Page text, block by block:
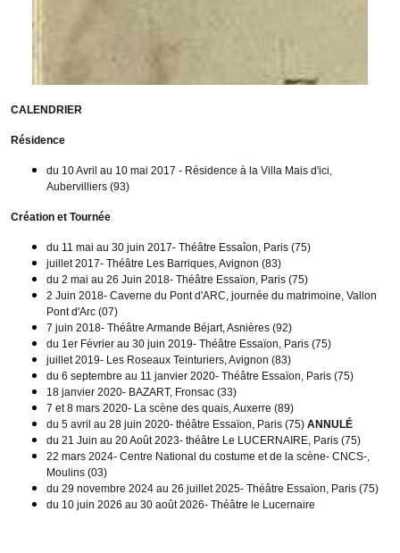
CALENDRIER
Résidence
du 10 Avril au 10 mai 2017 - Résidence à la Villa Mais d'ici,
Aubervilliers (93)
Création et Tournée
du 11 mai au 30 juin 2017- Théâtre Essaîon, Paris (75)
juillet 2017- Théâtre Les Barriques, Avignon (83)
du 2 mai au 26 Juin 2018- Théâtre Essaïon, Paris (75)
2 Juin 2018- Caverne du Pont d'ARC, journée du matrimoine, Vallon
Pont d'Arc (07)
7 juin 2018- Théâtre Armande Béjart, Asnières (92)
du 1er Février au 30 juin 2019- Théâtre Essaïon, Paris (75)
juillet 2019- Les Roseaux Teinturiers, Avignon (83)
du 6 septembre au 11 janvier 2020- Théâtre Essaïon, Paris (75)
18 janvier 2020- BAZART, Fronsac (33)
7 et 8 mars 2020- La scène des quais, Auxerre (89)
du 5 avril au 28 juin 2020- théâtre Essaïon, Paris (75) ANNULÉ
du 21 Juin au 20 Août 2023- théâtre Le LUCERNAIRE, Paris (75)
22 mars 2024- Centre National du costume et de la scène- CNCS-,
Moulins (03)
du 29 novembre 2024 au 26 juillet 2025- Théâtre Essaïon, Paris (75)
du 10 juin 2026 au 30 août 2026- Théâtre le Lucernaire